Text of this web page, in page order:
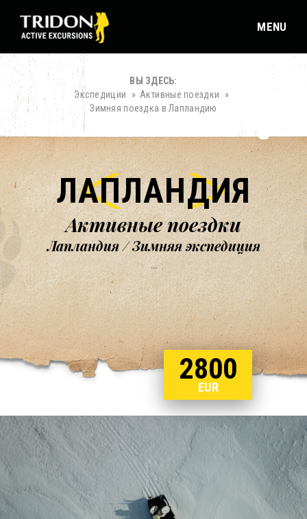
MENU
ЛАПЛАНДИЯ
Активные поездки
Лапландия / Зимняя экспедиция
...
2800
EUR
ВЫ ЗДЕСЬ:
Экспедиции
Активные поездки
Зимняя поездка в Лапландию